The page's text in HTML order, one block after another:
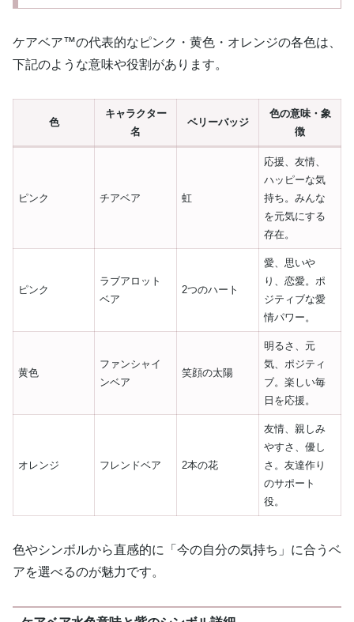
ケアベア™の代表的なピンク・黄色・オレンジの各色は、
下記のような意味や役割があります。
色
キャラクター
名
ベリーバッジ
色の意味・象
徴
ピンク チアベア 虹
応援、友情、
ハッピーな気
持ち。みんな
を元気にする
存在。
ピンク
ラブアロット
ベア
2つのハート
愛、思いや
り、恋愛。ポ
ジティブな愛
情パワー。
黄色
ファンシャイ
ンベア
笑顔の太陽
明るさ、元
気、ポジティ
ブ。楽しい毎
日を応援。
オレンジ フレンドベア 2本の花
友情、親しみ
やすさ、優し
さ。友達作り
のサポート
役。
色やシンボルから直感的に「今の自分の気持ち」に合うベ
アを選べるのが魅力です。